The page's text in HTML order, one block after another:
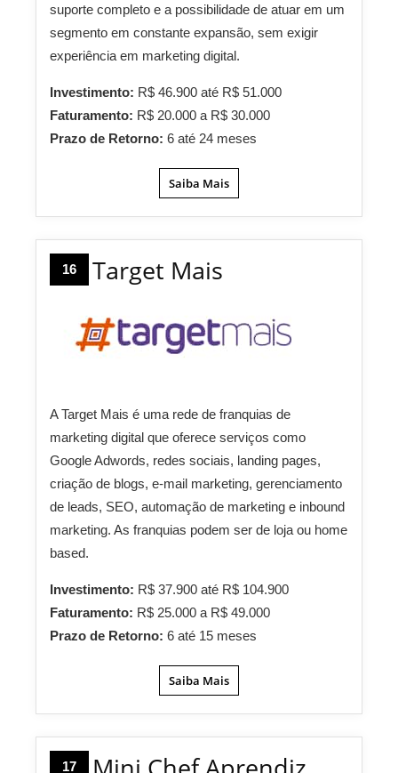
suporte completo e a possibilidade de atuar em um
segmento em constante expansão, sem exigir
experiência em marketing digital.
Investimento: R$ 46.900 até R$ 51.000
Faturamento: R$ 20.000 a R$ 30.000
Prazo de Retorno: 6 até 24 meses
Saiba Mais
16 Target Mais
A Target Mais é uma rede de franquias de
marketing digital que oferece serviços como
Google Adwords, redes sociais, landing pages,
criação de blogs, e-mail marketing, gerenciamento
de leads, SEO, automação de marketing e inbound
marketing. As franquias podem ser de loja ou home
based.
Investimento: R$ 37.900 até R$ 104.900
Faturamento: R$ 25.000 a R$ 49.000
Prazo de Retorno: 6 até 15 meses
Saiba Mais
17